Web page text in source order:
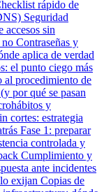
rápido de
Seguridad
sin
no Contraseñas y
aplica de verdad
el punto ciego más
procedimiento de
por qué se pasan
y
cortes: estrategia
Fase 1: preparar
controlada y
Cumplimiento y
ante incidentes
exijan Copias de